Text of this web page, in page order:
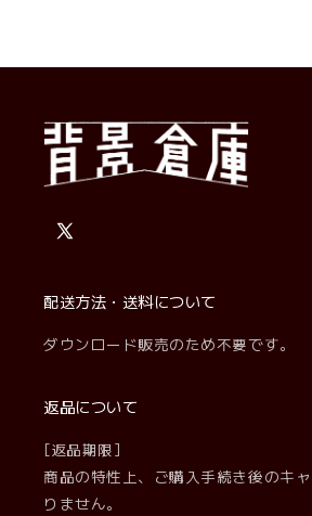
X
配送方法・送料について
ダウンロード販売のため不要です。
返品について
[返品期限]
商品の特性上、ご購入手続き後のキ
りません。